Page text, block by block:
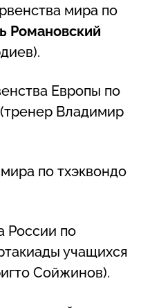
мира по
Романовский
Европы по
(тренер Владимир
по тхэквондо
России по
учащихся
Сойжинов).